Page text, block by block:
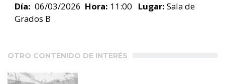
Día: 06/03/2026 Hora: 11:00 Lugar: Sala de
Grados B
OTRO CONTENIDO DE INTERÉS